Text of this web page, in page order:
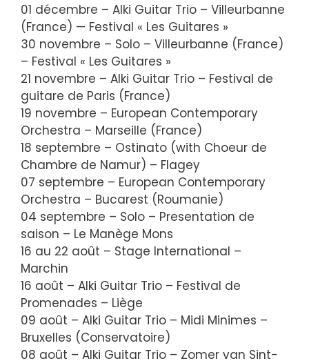
01 décembre – Alki Guitar Trio – Villeurbanne
(France) — Festival « Les Guitares »
30 novembre – Solo – Villeurbanne (France)
– Festival « Les Guitares »
21 novembre – Alki Guitar Trio – Festival de
guitare de Paris (France)
19 novembre – European Contemporary
Orchestra – Marseille (France)
18 septembre – Ostinato (with Choeur de
Chambre de Namur) – Flagey
07 septembre – European Contemporary
Orchestra – Bucarest (Roumanie)
04 septembre – Solo – Presentation de
saison – Le Manège Mons
16 au 22 août – Stage International –
Marchin
16 août – Alki Guitar Trio – Festival de
Promenades – Liège
09 août – Alki Guitar Trio – Midi Minimes –
Bruxelles (Conservatoire)
08 août – Alki Guitar Trio – Zomer van Sint-